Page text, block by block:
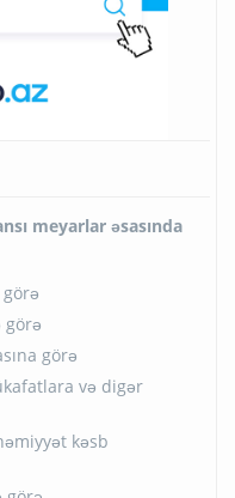
meyarlar əsasında
görə
görə
və digər
kəsb